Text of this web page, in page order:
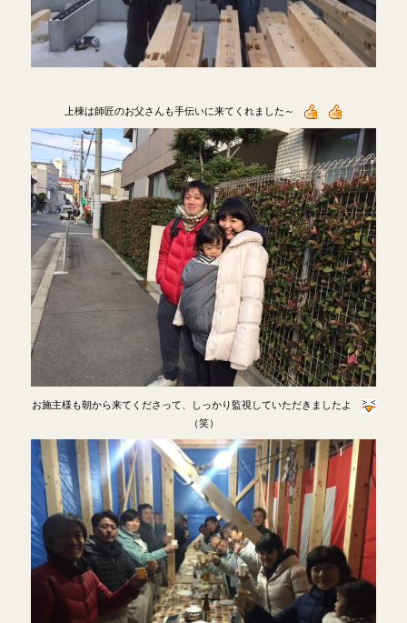
上棟は師匠のお父さんも手伝いに来てくれました～
お施主様も朝から来てくださって、しっかり監視していただきましたよ
（笑）